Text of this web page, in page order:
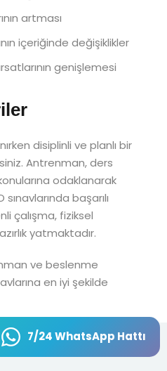
7/24 WhatsApp Hattı
artması
içeriğinde değişiklikler
genişlemesi
disiplinli ve planlı bir
Antrenman, ders
odaklanarak
sınavlarında başarılı
çalışma, fiziksel
yatmaktadır.
ve beslenme
en iyi şekilde